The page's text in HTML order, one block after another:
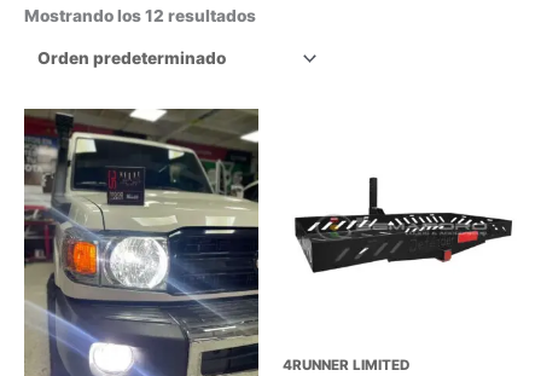
Mostrando los 12 resultados
4RUNNER LIMITED